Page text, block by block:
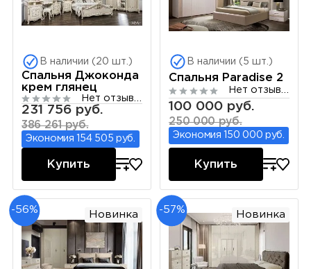
В наличии (20 шт.)
Спальня Джоконда
крем глянец
231 756 руб.
386 261 руб.
Экономия 154 505 руб.
Купить
В наличии (5 шт.)
Спальня Paradise 2
100 000 руб.
250 000 руб.
Экономия 150 000 руб.
Купить
-56% Новинка -57% Новинка